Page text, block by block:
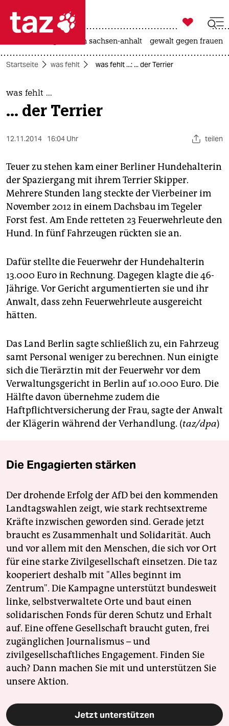
 taz zahl ich
taz zahl ich
themen
politik
öko
gesellschaft
kultur
sport
berlin
wahrheit
verlag
verlag
veranstaltungen
shop
fragen & hilfe
unterstützen
abo
epaper login

taz zahl ich
landtagswahl in sachsen-anhalt gewalt gegen frauen
Startseite was fehlt was fehlt ...: ... der Terrier
was fehlt ...
... der Terrier
12.11.2014 16:04 Uhr teilen
Teuer zu stehen kam einer Berliner Hundehalterin
der Spaziergang mit ihrem Terrier Skipper.
Mehrere Stunden lang steckte der Vierbeiner im
November 2012 in einem Dachsbau im Tegeler
Forst fest. Am Ende retteten 23 Feuerwehrleute den
Hund. In fünf Fahrzeugen rückten sie an.
Dafür stellte die Feuerwehr der Hundehalterin
13.000 Euro in Rechnung. Dagegen klagte die 46-
Jährige. Vor Gericht argumentierten sie und ihr
Anwalt, dass zehn Feuerwehrleute ausgereicht
hätten.
Das Land Berlin sagte schließlich zu, ein Fahrzeug
samt Personal weniger zu berechnen. Nun einigte
sich die Tierärztin mit der Feuerwehr vor dem
Verwaltungsgericht in Berlin auf 10.000 Euro. Die
Hälfte davon übernehme zudem die
Haftpflichtversicherung der Frau, sagte der Anwalt
der Klägerin während der Verhandlung. (taz/dpa)
Die Engagierten stärken
Der drohende Erfolg der AfD bei den kommenden
Landtagswahlen zeigt, wie stark rechtsextreme
Kräfte inzwischen geworden sind. Gerade jetzt
braucht es Zusammenhalt und Solidarität. Auch
und vor allem mit den Menschen, die sich vor Ort
für eine starke Zivilgesellschaft einsetzen. Die taz
kooperiert deshalb mit "Alles beginnt im
Zentrum". Die Kampagne unterstützt bundesweit
linke, selbstverwaltete Orte und baut einen
solidarischen Fonds für deren Schutz und Erhalt
auf. Eine offene Gesellschaft braucht guten, frei
zugänglichen Journalismus – und
zivilgesellschaftliches Engagement. Finden Sie
auch? Dann machen Sie mit und unterstützen Sie
unsere Aktion.
Jetzt unterstützen